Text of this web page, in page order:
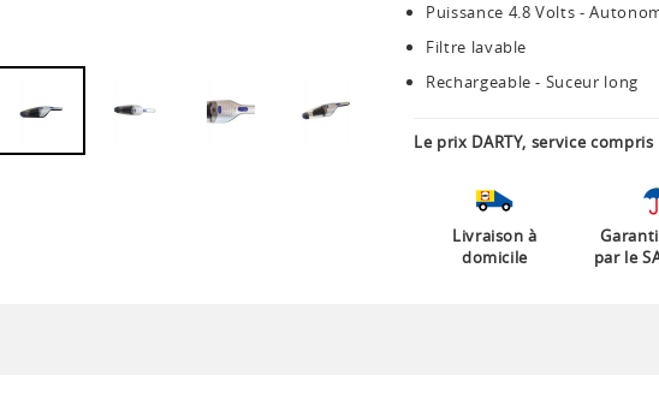
Puissance 4.8 Volts -
Filtre lavable
Rechargeable - Suceur long
Le prix DARTY, service compris
Livraison à
domicile
par le